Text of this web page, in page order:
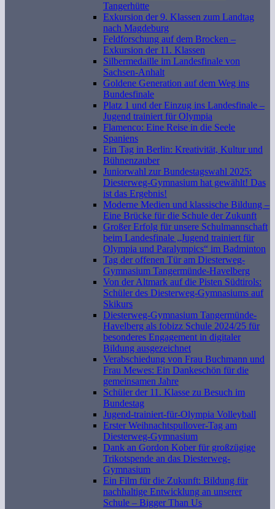
Tangerhütte
Exkursion der 9. Klassen zum Landtag
nach Magdeburg
Feldforschung auf dem Brocken –
Exkursion der 11. Klassen
Silbermedaille im Landesfinale von
Sachsen-Anhalt
Goldene Generation auf dem Weg ins
Bundesfinale
Platz 1 und der Einzug ins Landesfinale –
Jugend trainiert für Olympia
Flamenco: Eine Reise in die Seele
Spaniens
Ein Tag in Berlin: Kreativität, Kultur und
Bühnenzauber
Juniorwahl zur Bundestagswahl 2025:
Diesterweg-Gymnasium hat gewählt! Das
ist das Ergebnis!
Moderne Medien und klassische Bildung –
Eine Brücke für die Schule der Zukunft
Großer Erfolg für unsere Schulmannschaft
beim Landesfinale „Jugend trainiert für
Olympia und Paralympics“ im Badminton
Tag der offenen Tür am Diesterweg-
Gymnasium Tangermünde-Havelberg
Von der Altmark auf die Pisten Südtirols:
Schüler des Diesterweg-Gymnasiums auf
Skikurs
Diesterweg-Gymnasium Tangermünde-
Havelberg als fobizz Schule 2024/25 für
besonderes Engagement in digitaler
Bildung ausgezeichnet
Verabschiedung von Frau Buchmann und
Frau Mewes: Ein Dankeschön für die
gemeinsamen Jahre
Schüler der 11. Klasse zu Besuch im
Bundestag
Jugend-trainiert-für-Olympia Volleyball
Erster Weihnachtspullover-Tag am
Diesterweg-Gymnasium
Dank an Gordon Kober für großzügige
Trikotspende an das Diesterweg-
Gymnasium
Ein Film für die Zukunft: Bildung für
nachhaltige Entwicklung an unserer
Schule – Bigger Than Us